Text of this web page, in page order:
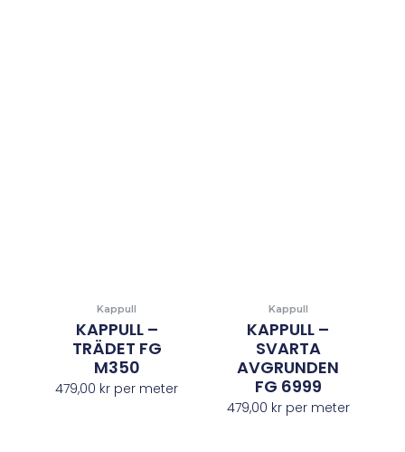
Kappull
KAPPULL –
TRÄDET FG
M350
479,00 kr per meter
Kappull
KAPPULL –
SVARTA
AVGRUNDEN
FG 6999
479,00 krper meter